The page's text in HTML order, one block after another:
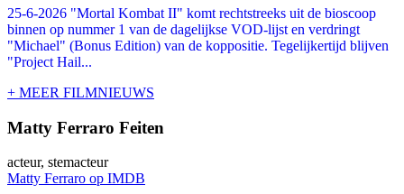
25-6-2026 "Mortal Kombat II" komt rechtstreeks uit de bioscoop
binnen op nummer 1 van de dagelijkse VOD-lijst en verdringt
"Michael" (Bonus Edition) van de koppositie. Tegelijkertijd blijven
"Project Hail...
+ MEER FILMNIEUWS
Matty Ferraro Feiten
acteur, stemacteur
Matty Ferraro op IMDB